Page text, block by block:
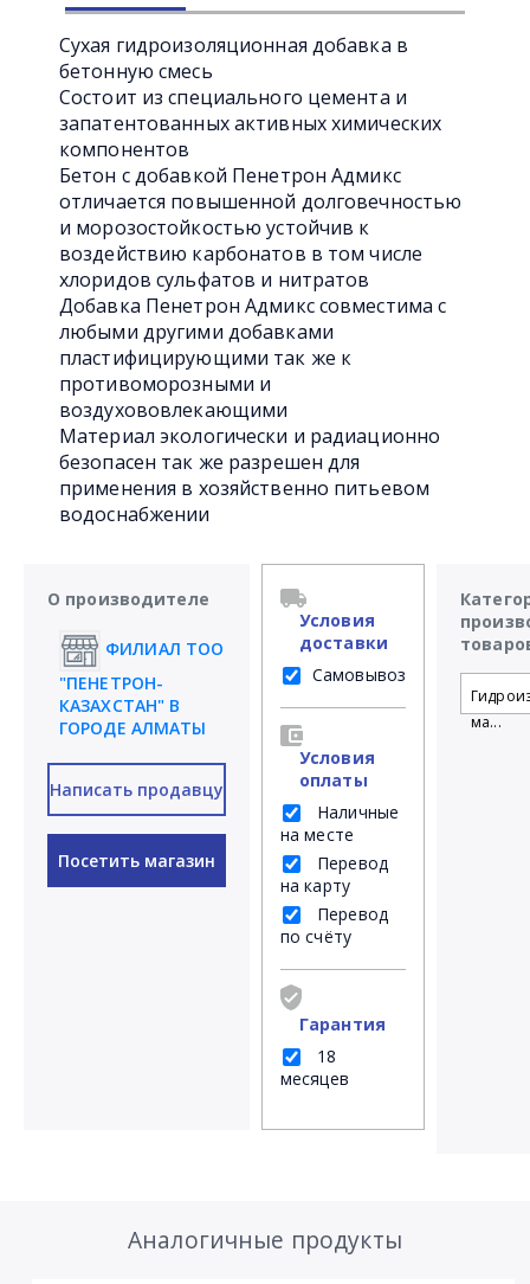
Сухая гидроизоляционная добавка в
бетонную смесь
Состоит из специального цемента и
запатентованных активных химических
компонентов
Бетон с добавкой Пенетрон Адмикс
отличается повышенной долговечностью
и морозостойкостью устойчив к
воздействию карбонатов в том числе
хлоридов сульфатов и нитратов
Добавка Пенетрон Адмикс совместима с
любыми другими добавками
пластифицирующими так же к
противоморозными и
воздухововлекающими
Материал экологически и радиационно
безопасен так же разрешен для
применения в хозяйственно питьевом
водоснабжении
О производителе
ФИЛИАЛ ТОО
"ПЕНЕТРОН-
КАЗАХСТАН" В
ГОРОДЕ АЛМАТЫ
Написать продавцу
Посетить магазин
Условия
доставки
Самовывоз
Условия
оплаты
Наличные
на месте
Перевод
на карту
Перевод
по счёту
Гарантия
18
месяцев
ма...
Аналогичные продукты